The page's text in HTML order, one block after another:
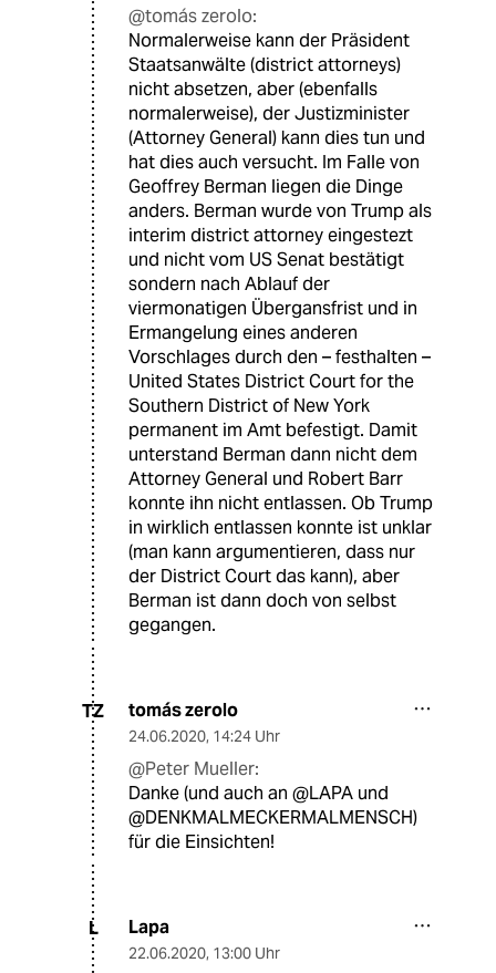
@tomás zerolo:
Normalerweise kann der Präsident
Staatsanwälte (district attorneys)
nicht absetzen, aber (ebenfalls
normalerweise), der Justizminister
(Attorney General) kann dies tun und
hat dies auch versucht. Im Falle von
Geoffrey Berman liegen die Dinge
anders. Berman wurde von Trump als
interim district attorney eingestezt
und nicht vom US Senat bestätigt
sondern nach Ablauf der
viermonatigen Übergansfrist und in
Ermangelung eines anderen
Vorschlages durch den – festhalten –
United States District Court for the
Southern District of New York
permanent im Amt befestigt. Damit
unterstand Berman dann nicht dem
Attorney General und Robert Barr
konnte ihn nicht entlassen. Ob Trump
in wirklich entlassen konnte ist unklar
(man kann argumentieren, dass nur
der District Court das kann), aber
Berman ist dann doch von selbst
gegangen.
TZ tomás zerolo
24.06.2020, 14:24 Uhr
@Peter Mueller:
Danke (und auch an @LAPA und
@DENKMALMECKERMALMENSCH)
für die Einsichten!
L Lapa
22.06.2020, 13:00 Uhr